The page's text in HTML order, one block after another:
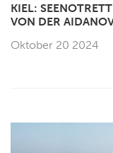
KIEL:
VON DER
Oktober 20 2024